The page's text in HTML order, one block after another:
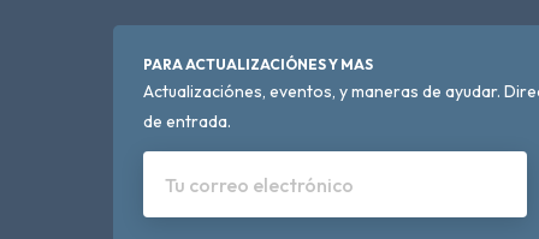
PARA ACTUALIZACIÓNES Y MAS
Actualizaciónes, eventos, y maneras de ayudar.
de entrada.
Tu correo electrónico